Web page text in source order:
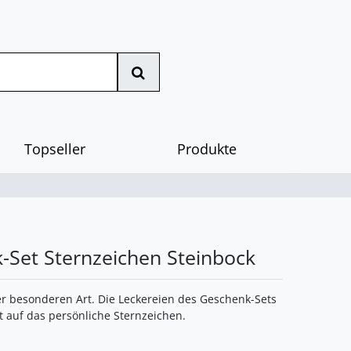
Topseller Produkte
Set Sternzeichen Steinbock
besonderen Art. Die Leckereien des Geschenk-Sets
auf das persönliche Sternzeichen.